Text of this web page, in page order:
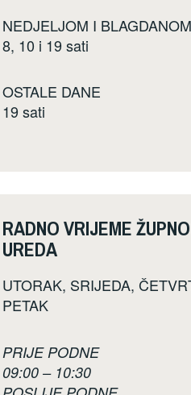
NEDJELJOM I BLAGDANOM
8, 10 i 19 sati
OSTALE DANE
19 sati
RADNO VRIJEME
UREDA
UTORAK, SRIJEDA,
PETAK
PRIJE PODNE
09:00 – 10:30